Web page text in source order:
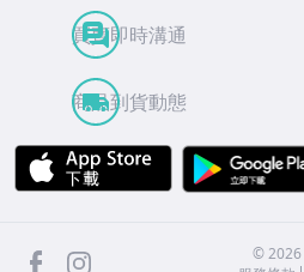
買賣即時溝通
商品到貨動態
APP Store
facebook ©2026